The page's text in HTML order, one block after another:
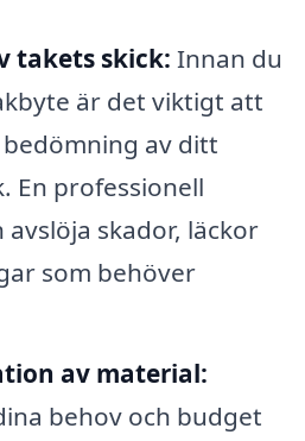
takets skick: Innan du
är det viktigt att
av ditt
En professionell
skador, läckor
som behöver
av material:
behov och budget